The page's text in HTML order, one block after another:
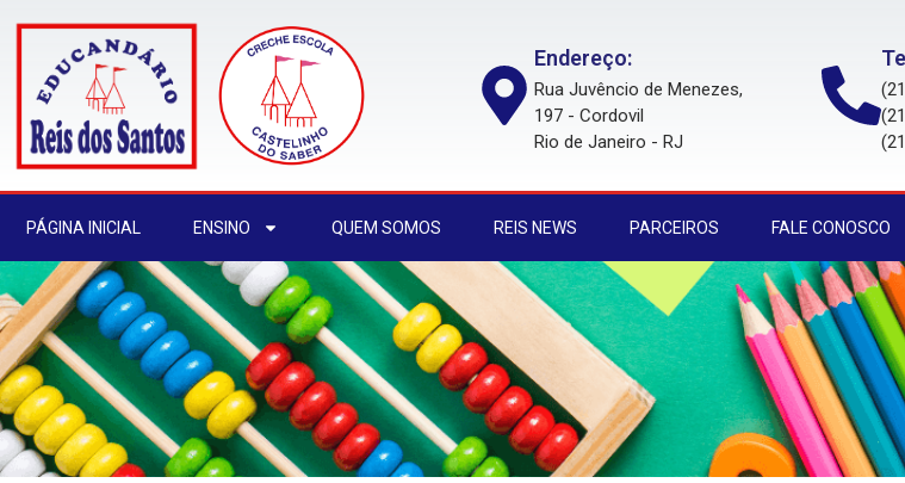
Endereço:
Rua Juvêncio de Menezes,
197 - Cordovil
Rio de Janeiro - RJ
PÁGINA INICIAL ENSINO QUEM SOMOS REIS NEWS PARCEIROS FALE CONOSCO